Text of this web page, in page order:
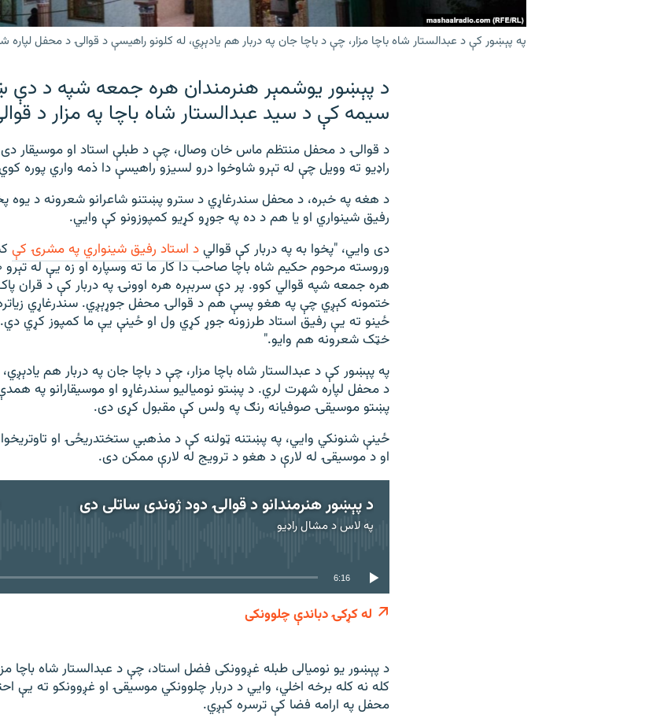
په پېښور کې د عبدالستار شاه باچا مزار، چې د باچا جان په دربار هم يادېږي، له کلونو راهيسې د قوالۍ د محفل لپاره
د پېښور يوشمېر هنرمندان هره جمعه شپه د دې
سيمه کې د سيد عبدالستار شاه باچا په مزار د
راډيو ته وويل چې له تېرو شاوخوا درو لسيزو راهيسې دا ذمه واري پوره
د هغه په خبره، د محفل سندرغاړي د سترو پښتنو شاعرانو شعرونه د يوه
رفيق شينواري او يا هم د ده په جوړو کړيو کمپوزونو کې وايي.
دی وايي، "پخوا به په دربار کې قواليد استاد رفيق شينواري په مشرۍ کې
هره جمعه شپه قوالي کوو. پر دې سربېره هره اوونۍ په دربار کې د قران
ختمونه کېږي چې په هغو پسې هم د قوالۍ محفل جوړېږي. سندرغاړي
ځينو ته يې رفيق استاد طرزونه جوړ کړي ول او ځينې يې ما کمپوز کړي دي.
خټک شعرونه هم وايو."
په پېښور کې د عبدالستار شاه باچا مزار، چې د باچا جان په دربار هم
د محفل لپاره شهرت لري. د پښتو نومياليو سندرغاړو او موسيقارانو په
پښتو موسيقۍ صوفيانه رنګ په ولس کې مقبول کړی دی.
ځينې شنونکي وايي، په پښتنه ټولنه کې د مذهبي ستختدريځۍ او
او د موسيقۍ له لارې د هغو د ترويج له لارې ممکن دی.
د پېښور هنرمندانو د قوالۍ دود ژوندی ساتلی دی
په لاس دمشال راډیو
6:16
له کړکۍ دباندې چلوونکی
د پېښور يو نوميالی طبله غږوونکی فضل استاد، چې د عبدالستار شاه باچا
کله نه کله برخه اخلي، وايي د دربار چلوونکي موسيقۍ او غږوونکو ته يې
محفل په ارامه فضا کې ترسره کېږي.